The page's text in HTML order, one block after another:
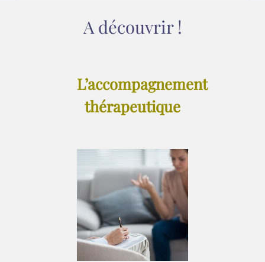
A découvrir !
L’accompagnement
thérapeutique